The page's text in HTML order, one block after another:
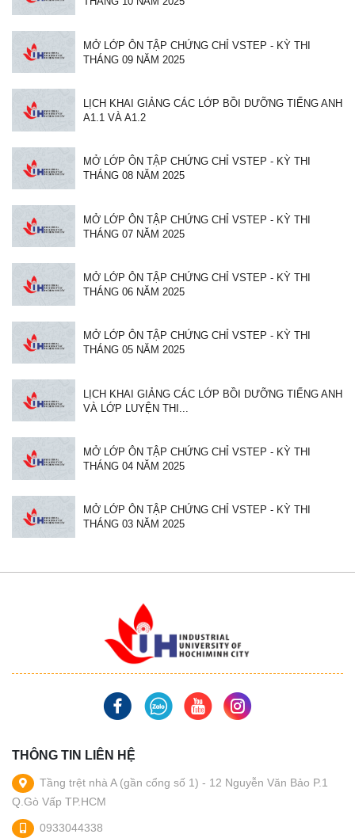
MỞ LỚP ÔN TẬP CHỨNG CHỈ VSTEP - KỲ THI
THÁNG 09 NĂM 2025
LỊCH KHAI GIẢNG CÁC LỚP BỒI DƯỠNG TIẾNG ANH
A1.1 VÀ A1.2
MỞ LỚP ÔN TẬP CHỨNG CHỈ VSTEP - KỲ THI
THÁNG 08 NĂM 2025
MỞ LỚP ÔN TẬP CHỨNG CHỈ VSTEP - KỲ THI
THÁNG 07 NĂM 2025
MỞ LỚP ÔN TẬP CHỨNG CHỈ VSTEP - KỲ THI
THÁNG 06 NĂM 2025
MỞ LỚP ÔN TẬP CHỨNG CHỈ VSTEP - KỲ THI
THÁNG 05 NĂM 2025
LỊCH KHAI GIẢNG CÁC LỚP BỒI DƯỠNG TIẾNG ANH
VÀ LỚP LUYỆN THI...
MỞ LỚP ÔN TẬP CHỨNG CHỈ VSTEP - KỲ THI
THÁNG 04 NĂM 2025
MỞ LỚP ÔN TẬP CHỨNG CHỈ VSTEP - KỲ THI
THÁNG 03 NĂM 2025
THÔNG TIN LIÊN HỆ
Tầng trệt nhà A (gần cổng số 1) - 12 Nguyễn Văn Bảo P.1
Q.Gò Vấp TP.HCM
0933044338